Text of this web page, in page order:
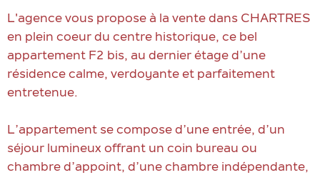
L'agence vous propose à la vente dans CHARTRES
en plein coeur du centre historique, ce bel
appartement F2 bis, au dernier étage d’une
résidence calme, verdoyante et parfaitement
entretenue.
L’appartement se compose d’une entrée, d’un
séjour lumineux offrant un coin bureau ou
chambre d’appoint, d’une chambre indépendante,